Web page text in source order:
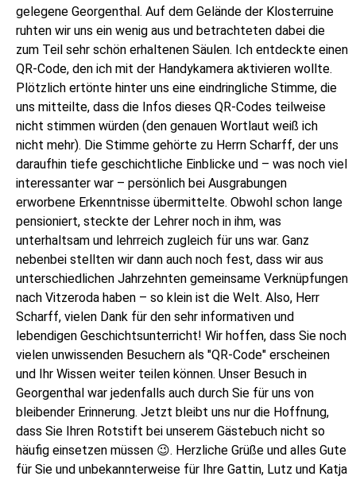
gelegene Georgenthal. Auf dem Gelände der Klosterruine
ruhten wir uns ein wenig aus und betrachteten dabei die
zum Teil sehr schön erhaltenen Säulen. Ich entdeckte einen
QR-Code, den ich mit der Handykamera aktivieren wollte.
Plötzlich ertönte hinter uns eine eindringliche Stimme, die
uns mitteilte, dass die Infos dieses QR-Codes teilweise
nicht stimmen würden (den genauen Wortlaut weiß ich
nicht mehr). Die Stimme gehörte zu Herrn Scharff, der uns
daraufhin tiefe geschichtliche Einblicke und – was noch viel
interessanter war – persönlich bei Ausgrabungen
erworbene Erkenntnisse übermittelte. Obwohl schon lange
pensioniert, steckte der Lehrer noch in ihm, was
unterhaltsam und lehrreich zugleich für uns war. Ganz
nebenbei stellten wir dann auch noch fest, dass wir aus
unterschiedlichen Jahrzehnten gemeinsame Verknüpfungen
nach Vitzeroda haben – so klein ist die Welt. Also, Herr
Scharff, vielen Dank für den sehr informativen und
lebendigen Geschichtsunterricht! Wir hoffen, dass Sie noch
vielen unwissenden Besuchern als "QR-Code" erscheinen
und Ihr Wissen weiter teilen können. Unser Besuch in
Georgenthal war jedenfalls auch durch Sie für uns von
bleibender Erinnerung. Jetzt bleibt uns nur die Hoffnung,
dass Sie Ihren Rotstift bei unserem Gästebuch nicht so
häufig einsetzen müssen 😉. Herzliche Grüße und alles Gute
für Sie und unbekannterweise für Ihre Gattin, Lutz und Katja